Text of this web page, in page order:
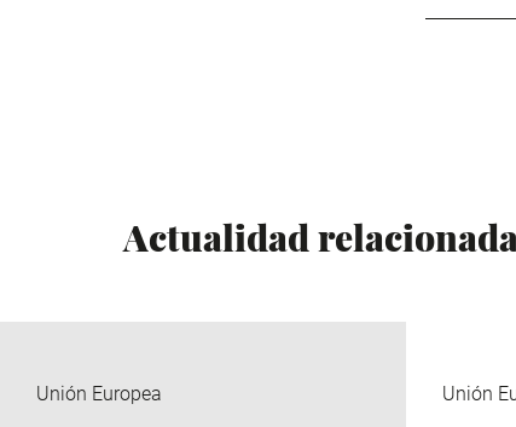
Actualidad
Unión Europea Unión